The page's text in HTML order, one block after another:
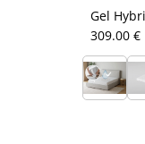
Gel
309.00 €